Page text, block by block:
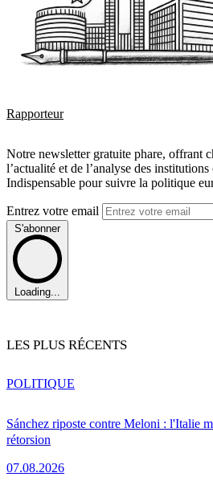
Rapporteur
Notre newsletter gratuite phare, offrant
l’actualité et de l’analyse des
Indispensable pour suivre la politique
Entrez votre email
S'abonner
Loading...
LES PLUS RÉCENTS
Sánchez riposte contre Meloni : l'Italie
rétorsion
07.08.2026
POLITIQUE